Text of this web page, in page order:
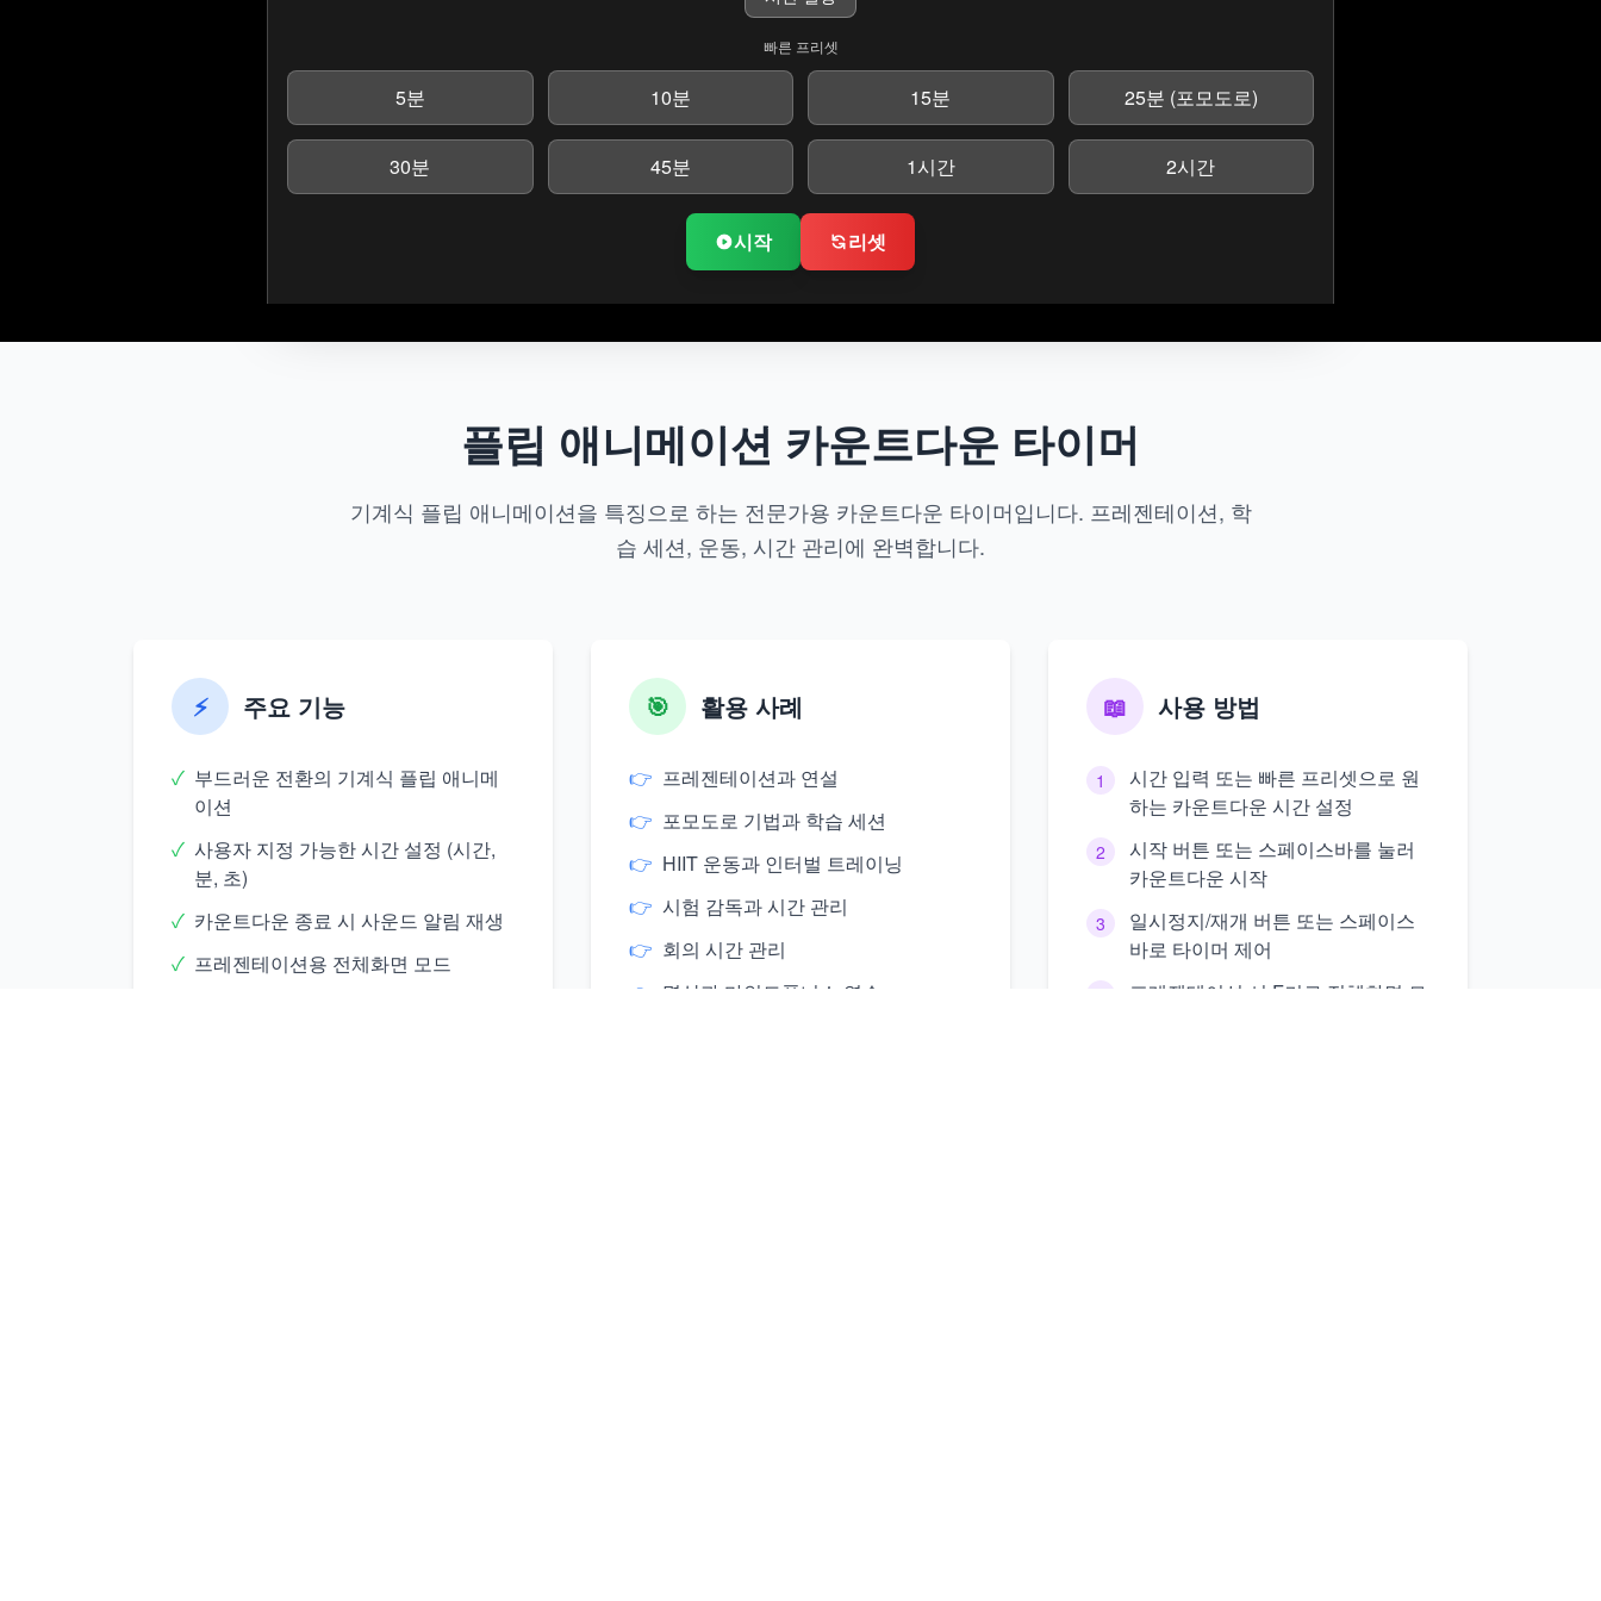
빠른 프리셋
5분 10분 15분 25분 (포모도로)
30분 45분 1시간 2시간
시작 리셋
플립 애니메이션 카운트다운 타이머
기계식 플립 애니메이션을 특징으로 하는 전문가용 카운트다운 타이머입니다. 프레젠테이션, 학
습 세션, 운동, 시간 관리에 완벽합니다.
⚡ 주요 기능
✓ 부드러운 전환의 기계식 플립 애니메
이션
✓ 사용자 지정 가능한 시간 설정 (시간,
분, 초)
✓ 카운트다운 종료 시 사운드 알림 재생
✓ 프레젠테이션용 전체화면 모드
🎯 활용 사례
👉 프레젠테이션과 연설
👉 포모도로 기법과 학습 세션
👉 HIIT 운동과 인터벌 트레이닝
👉 시험 감독과 시간 관리
👉 회의 시간 관리
👉
명상과 마인드풀니스 연습
📖 사용 방법
1
시간 입력 또는 빠른 프리셋으로 원
하는 카운트다운 시간 설정
2
시작 버튼 또는 스페이스바를 눌러
카운트다운 시작
3
일시정지/재개 버튼 또는 스페이스
바로 타이머 제어
프레젠테이션 시 F키로 전체화면 모